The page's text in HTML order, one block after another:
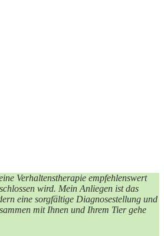
Verhaltenstherapie empfehlenswert
wird. Mein Anliegen ist das
eine sorgfältige Diagnosestellung und
mit Ihnen und Ihrem Tier gehe